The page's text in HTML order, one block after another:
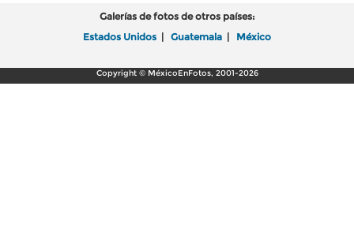
Galerías de fotos de otros países:
Estados Unidos | Guatemala | México
Copyright © MéxicoEnFotos, 2001-2026